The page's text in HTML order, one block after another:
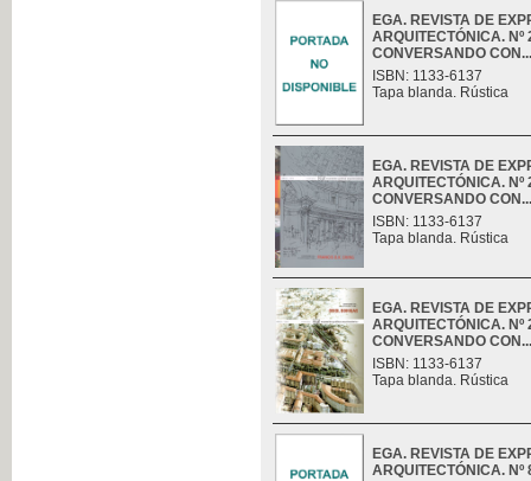
EGA. REVISTA DE
ARQUITECTÓNICA. Nº
CONVERSANDO
ISBN: 1133-6137
Tapa blanda. Rústica
EGA. REVISTA DE
ARQUITECTÓNICA. Nº
CONVERSANDO
ISBN: 1133-6137
Tapa blanda. Rústica
EGA. REVISTA DE
ARQUITECTÓNICA. Nº
CONVERSANDO
ISBN: 1133-6137
Tapa blanda. Rústica
EGA. REVISTA DE
ARQUITECTÓNICA. Nº